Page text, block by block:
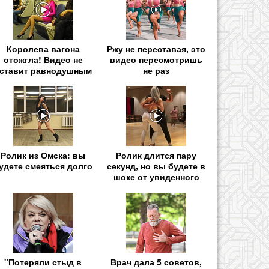
Королева вагона
отожгла! Видео не
равнодушным
Ржу не переставая, это
видео пересмотришь
не раз
Ролик из Омска: вы
смеяться долго
Ролик длится пару
секунд, но вы будете в
шоке от увиденного
"Потеряли стыд в
Врач дала 5 советов,